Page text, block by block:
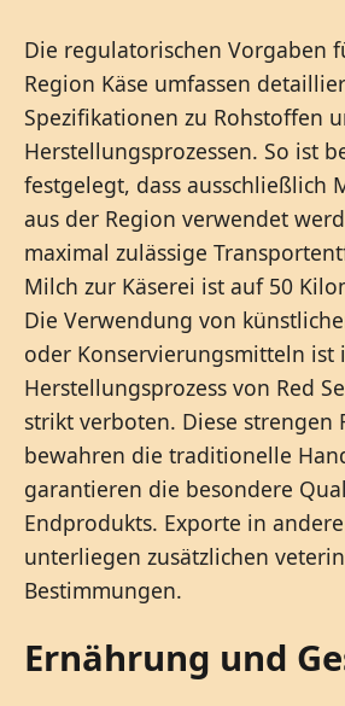
Die regulatorischen Vorgaben
Region Käse umfassen
Spezifikationen zu Rohstoffen
Herstellungsprozessen. So ist
festgelegt, dass ausschließlich
aus der Region verwendet
maximal zulässige
Milch zur Käserei ist auf 50
Die Verwendung von
oder Konservierungsmitteln ist
Herstellungsprozess von Red
strikt verboten. Diese strengen
bewahren die traditionelle
garantieren die besondere
Endprodukts. Exporte in
unterliegen zusätzlichen
Bestimmungen.
Ernährung und